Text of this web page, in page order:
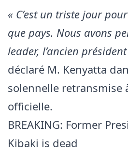
« C’est un triste jour
que pays. Nous avons
leader, l’ancien
déclaré M. Kenyatta
solennelle retransmise
officielle.
BREAKING: Former
Kibaki is dead